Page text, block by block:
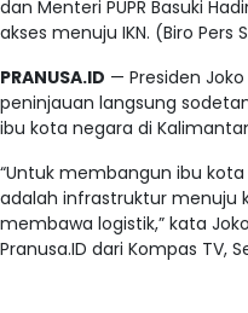
dan Menteri PUPR Basuki
akses menuju IKN. (Biro Pers
PRANUSA.ID — Presiden
peninjauan langsung
ibu kota negara di
“Untuk membangun ibu
adalah infrastruktur menuju
membawa logistik,” kata
Pranusa.ID dari Kompas TV,